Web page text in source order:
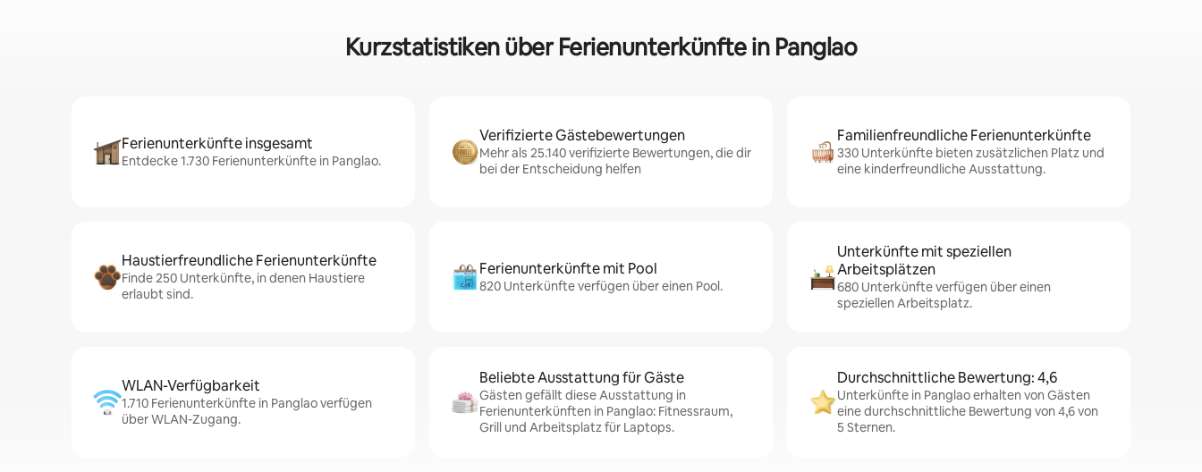
Kurzstatistiken über Ferienunterkünfte in Panglao
Ferienunterkünfte insgesamt
Entdecke 1.730 Ferienunterkünfte in Panglao.
Verifizierte Gästebewertungen
Mehr als 25.140 verifizierte Bewertungen, die dir
bei der Entscheidung helfen
Familienfreundliche Ferienunterkünfte
330 Unterkünfte bieten zusätzlichen Platz und
eine kinderfreundliche Ausstattung.
Haustierfreundliche Ferienunterkünfte
Finde 250 Unterkünfte, in denen Haustiere
erlaubt sind.
Ferienunterkünfte mit Pool
820 Unterkünfte verfügen über einen Pool.
Unterkünfte mit speziellen
Arbeitsplätzen
680 Unterkünfte verfügen über einen
speziellen Arbeitsplatz.
WLAN-Verfügbarkeit
1.710 Ferienunterkünfte in Panglao verfügen
über WLAN-Zugang.
Beliebte Ausstattung für Gäste
Gästen gefällt diese Ausstattung in
Ferienunterkünften in Panglao: Fitnessraum,
Grill und Arbeitsplatz für Laptops.
Durchschnittliche Bewertung: 4,6
Unterkünfte in Panglao erhalten von Gästen
eine durchschnittliche Bewertung von 4,6 von
5 Sternen.